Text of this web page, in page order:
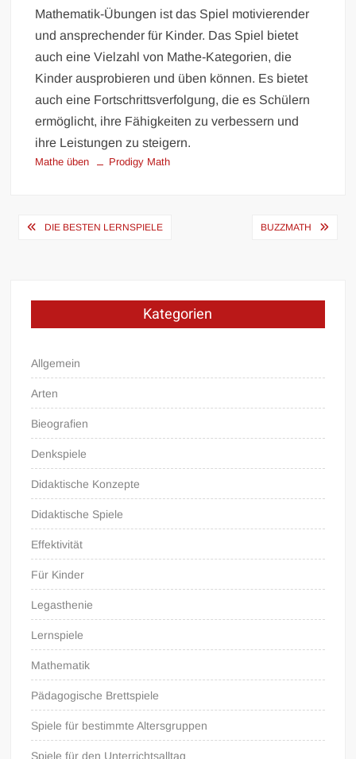
Mathematik-Übungen ist das Spiel motivierender
und ansprechender für Kinder. Das Spiel bietet
auch eine Vielzahl von Mathe-Kategorien, die
Kinder ausprobieren und üben können. Es bietet
auch eine Fortschrittsverfolgung, die es Schülern
ermöglicht, ihre Fähigkeiten zu verbessern und
ihre Leistungen zu steigern.
Mathe üben Prodigy Math
Beitragsnavigation
DIE BESTEN LERNSPIELE BUZZMATH
Kategorien
Allgemein
Arten
Bieografien
Denkspiele
Didaktische Konzepte
Didaktische Spiele
Effektivität
Für Kinder
Legasthenie
Lernspiele
Mathematik
Pädagogische Brettspiele
Spiele für bestimmte Altersgruppen
Spiele für den Unterrichtsalltag